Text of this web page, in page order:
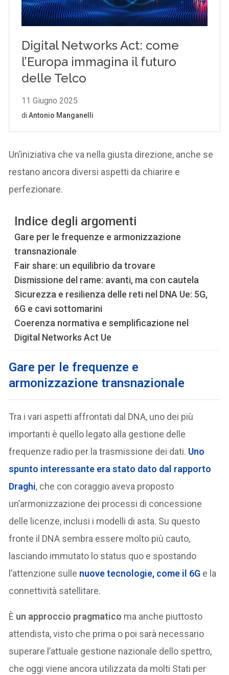
Un’iniziativa che va nella giusta direzione, anche se
restano ancora diversi aspetti da chiarire e
perfezionare.
Indice degli argomenti
Gare per le frequenze e armonizzazione
transnazionale
Fair share: un equilibrio da trovare
Dismissione del rame: avanti, ma con cautela
Sicurezza e resilienza delle reti nel DNA Ue: 5G,
6G e cavi sottomarini
Coerenza normativa e semplificazione nel
Digital Networks Act Ue
Gare per le frequenze e
armonizzazione transnazionale
Tra i vari aspetti affrontati dal DNA, uno dei più
importanti è quello legato alla gestione delle
frequenze radio per la trasmissione dei dati. Uno
spunto interessante era stato dato dal rapporto
Draghi, che con coraggio aveva proposto
un’armonizzazione dei processi di concessione
delle licenze, inclusi i modelli di asta. Su questo
fronte il DNA sembra essere molto più cauto,
lasciando immutato lo status quo e spostando
l’attenzione sulle nuove tecnologie, come il 6G e la
connettività satellitare.
È un approccio pragmatico ma anche piuttosto
attendista, visto che prima o poi sarà necessario
superare l’attuale gestione nazionale dello spettro,
che oggi viene ancora utilizzata da molti Stati per